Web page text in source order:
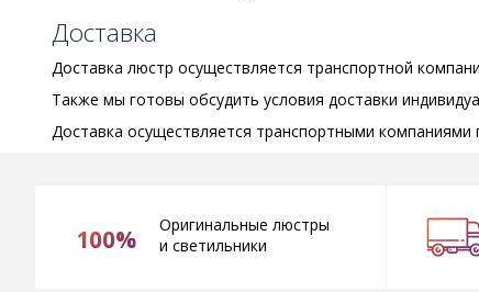
Доставка
Доставка люстр осуществляется транспортной
Также мы готовы обсудить условия доставки
Доставка осуществляется транспортными компаниями
100%
Оригинальные люстры
и светильники